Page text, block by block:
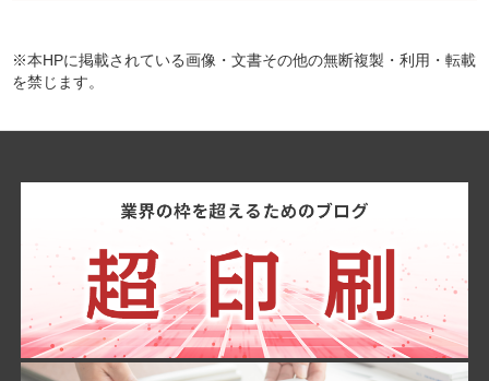
※本HPに掲載されている画像・文書その他の無断複製・利用・転載
を禁じます。